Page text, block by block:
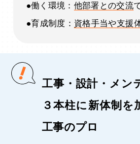
●働く環境： 他部署との交流
●育成制度： 資格手当や支援
工事・設計・メン
３本柱に新体制を
工事のプロ